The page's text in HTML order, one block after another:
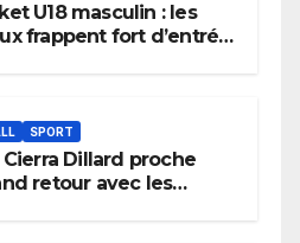
U18 masculin : les
frappent fort d’entrée
SPORT
Cierra Dillard proche
retour avec les